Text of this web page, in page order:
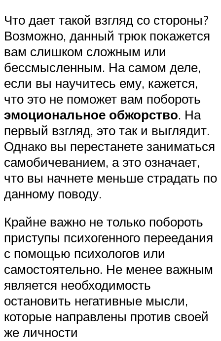
Что дает такой взгляд со стороны?
Возможно, данный трюк покажется
вам слишком сложным или
бессмысленным. На самом деле,
если вы научитесь ему, кажется,
что это не поможет вам побороть
эмоциональное обжорство. На
первый взгляд, это так и выглядит.
Однако вы перестанете заниматься
самобичеванием, а это означает,
что вы начнете меньше страдать по
данному поводу.
Крайне важно не только побороть
приступы психогенного переедания
с помощью психологов или
самостоятельно. Не менее важным
является необходимость
остановить негативные мысли,
которые направлены против своей
же личности